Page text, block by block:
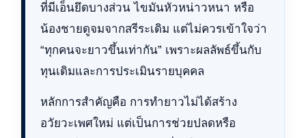
ที่มีเอ็นยึดบางส่วน ไขมันหัวหน่าวหนา หรือ
น้องชายดูจมจากสรีระเดิม แต่ไม่ควรเข้าใจว่า
“ทุกคนจะยาวขึ้นเท่ากัน” เพราะผลลัพธ์ขึ้นกับ
ทุนเดิมและการประเมินรายบุคคล
หลักการสำคัญคือ การทำยาวไม่ได้สร้าง
อวัยวะเพศใหม่ แต่เป็นการช่วยปลดหรือ